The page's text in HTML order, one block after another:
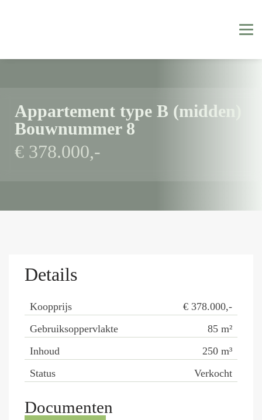
Appartement type B (midden)
Bouwnummer 8
€ 378.000,-
Details
Koopprijs
€ 378.000,-
Gebruiksoppervlakte
85 m²
Inhoud
250 m³
Status
Verkocht
Documenten